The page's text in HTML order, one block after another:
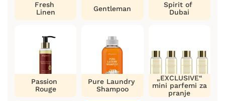
Fresh
Linen
Gentleman
Spirit of
Dubai
Passion
Rouge
Pure Laundry
Shampoo
„EXCLUSIVE“
mini parfemi za
pranje